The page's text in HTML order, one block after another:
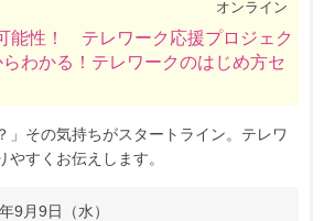
オンライン
能性！ テレワーク応援プロジェク
わかる！テレワークのはじめ方セ
」その気持ちがスタートライン。テレワ
すくお伝えします。
9月9日（水）